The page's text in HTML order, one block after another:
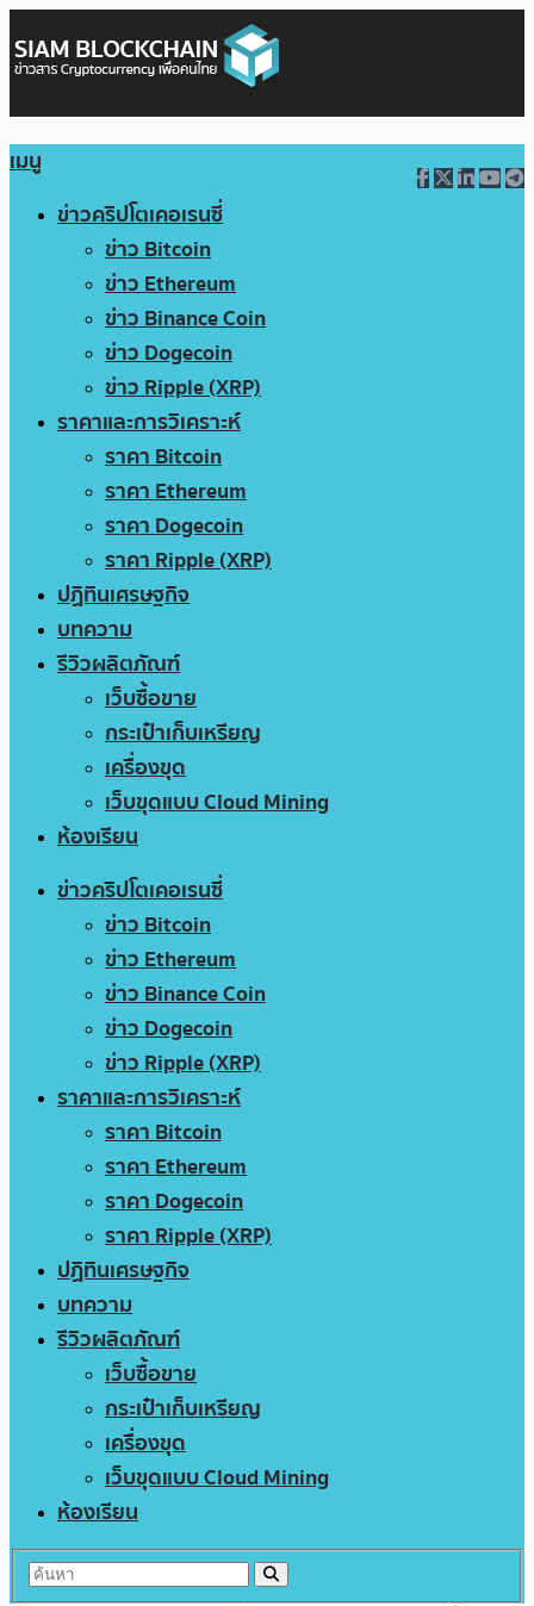
เมนู
ข่าวคริปโตเคอเรนซี่
ข่าว Bitcoin
ข่าว Ethereum
ข่าว Binance Coin
ข่าว Dogecoin
ข่าว Ripple (XRP)
ราคาและการวิเคราะห์
ราคา Bitcoin
ราคา Ethereum
ราคา Dogecoin
ราคา Ripple (XRP)
ปฏิทินเศรษฐกิจ
บทความ
รีวิวผลิตภัณฑ์
เว็บซื้อขาย
กระเป๋าเก็บเหรียญ
เครื่องขุด
เว็บขุดแบบ Cloud Mining
ห้องเรียน
ข่าวคริปโตเคอเรนซี่
ข่าว Bitcoin
ข่าว Ethereum
ข่าว Binance Coin
ข่าว Dogecoin
ข่าว Ripple (XRP)
ราคาและการวิเคราะห์
ราคา Bitcoin
ราคา Ethereum
ราคา Dogecoin
ราคา Ripple (XRP)
ปฏิทินเศรษฐกิจ
บทความ
รีวิวผลิตภัณฑ์
เว็บซื้อขาย
กระเป๋าเก็บเหรียญ
เครื่องขุด
เว็บขุดแบบ Cloud Mining
ห้องเรียน